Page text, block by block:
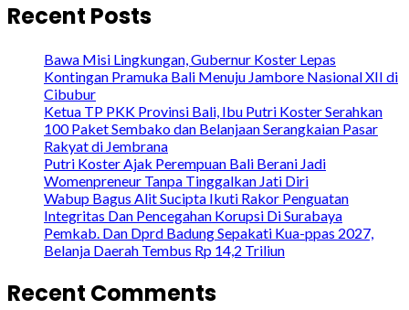
Recent Posts
Bawa Misi Lingkungan, Gubernur Koster Lepas
Kontingan Pramuka Bali Menuju Jambore Nasional XII di
Cibubur
Ketua TP PKK Provinsi Bali, Ibu Putri Koster Serahkan
100 Paket Sembako dan Belanjaan Serangkaian Pasar
Rakyat di Jembrana
Putri Koster Ajak Perempuan Bali Berani Jadi
Womenpreneur Tanpa Tinggalkan Jati Diri
Wabup Bagus Alit Sucipta Ikuti Rakor Penguatan
Integritas Dan Pencegahan Korupsi Di Surabaya
Pemkab. Dan Dprd Badung Sepakati Kua-ppas 2027,
Belanja Daerah Tembus Rp 14,2 Triliun
Recent Comments